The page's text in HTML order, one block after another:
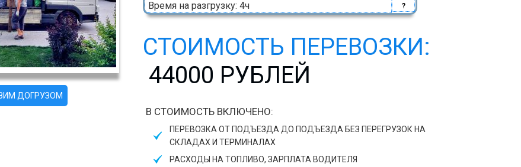
ДОГРУЗОМ
Время на разгрузку: 4ч ?
СТОИМОСТЬ ПЕРЕВОЗКИ:
44000 РУБЛЕЙ
В СТОИМОСТЬ ВКЛЮЧЕНО:
ПЕРЕВОЗКА ОТ ПОДЪЕЗДА ДО ПОДЪЕЗДА БЕЗ ПЕРЕГРУЗОК НА
СКЛАДАХ И ТЕРМИНАЛАХ
РАСХОДЫ НА ТОПЛИВО, ЗАРПЛАТА ВОДИТЕЛЯ